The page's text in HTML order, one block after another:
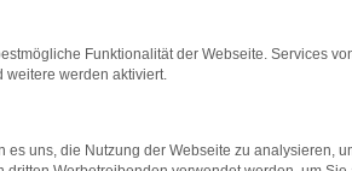
bestimmter Seiten verhindern.
dem neuesten Stand sind.
kann auch dazu führen, dass
Funktionalität der Webseite. Services
weitere werden aktiviert.
es uns, die Nutzung der Webseite zu analysieren,